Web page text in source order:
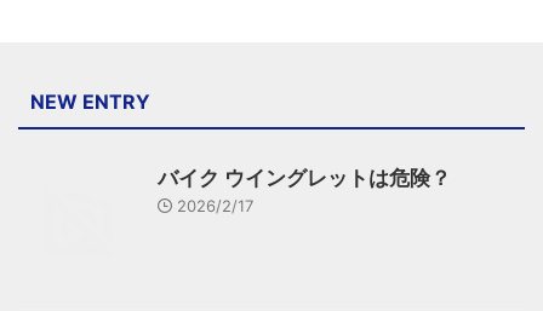
NEW ENTRY
バイク ウイングレットは危険？
2026/2/17